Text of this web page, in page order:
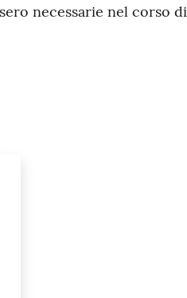
necessarie nel corso di